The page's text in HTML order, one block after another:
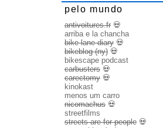
pelo mundo
antivoitures.fr 💀
arriba e la chancha
bike lane diary 💀
bikeblog (ny) 💀
bikescape podcast
carbusters 💀
carectomy 💀
kinokast
menos um carro
nicomachus 💀
streetfilms
streets are for people 💀